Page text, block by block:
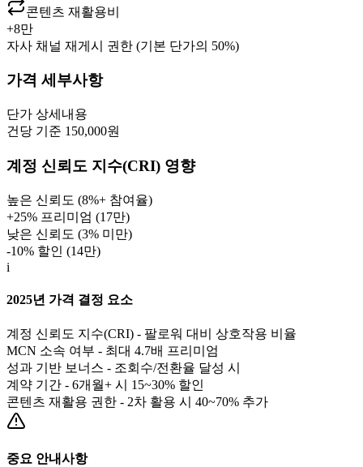
콘텐츠 재활용비
+8만
자사 채널 재게시 권한 (기본 단가의 50%)
가격 세부사항
단가 상세내용
건당 기준 150,000원
계정 신뢰도 지수(CRI) 영향
높은 신뢰도 (8%+ 참여율)
+25% 프리미엄 (17만)
낮은 신뢰도 (3% 미만)
-10% 할인 (14만)
i
2025년 가격 결정 요소
계정 신뢰도 지수(CRI) - 팔로워 대비 상호작용 비율
MCN 소속 여부 - 최대 4.7배 프리미엄
성과 기반 보너스 - 조회수/전환율 달성 시
계약 기간 - 6개월+ 시 15~30% 할인
콘텐츠 재활용 권한 - 2차 활용 시 40~70% 추가
중요 안내사항